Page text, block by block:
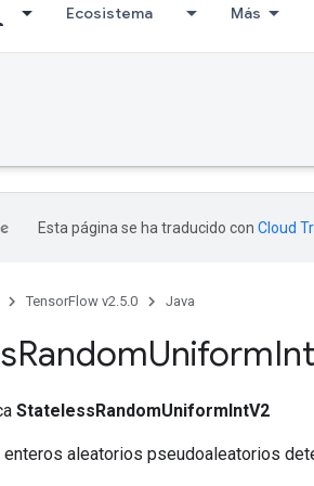
Ecosistema Más
Esta página se ha traducido con Cloud
TensorFlow v2.5.0 Java
RandomUniformInt
StatelessRandomUniformIntV2
enteros aleatorios pseudoaleatorios